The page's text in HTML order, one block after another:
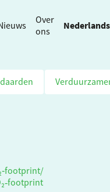
Over
ons
Nederlands
/